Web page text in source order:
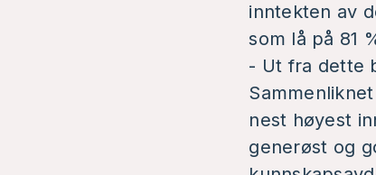
inntekten av
som lå på 81
- Ut fra dette
nest høyest
generøst og